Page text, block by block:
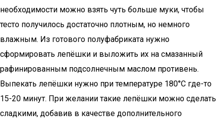
необходимости можно взять чуть больше муки, чтобы
тесто получилось достаточно плотным, но немного
влажным. Из готового полуфабриката нужно
сформировать лепёшки и выложить их на смазанный
рафинированным подсолнечным маслом противень.
Выпекать лепёшки нужно при температуре 180°C где-то
15-20 минут. При желании такие лепёшки можно сделать
сладкими, добавив в качестве дополнительного